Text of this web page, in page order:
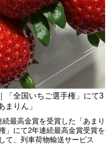
「全国いちご選手権」にて3
まりん」
続最高金賞を受賞した「あまり
」にて2年連続最高金賞受賞を
て、列車荷物輸送サービス